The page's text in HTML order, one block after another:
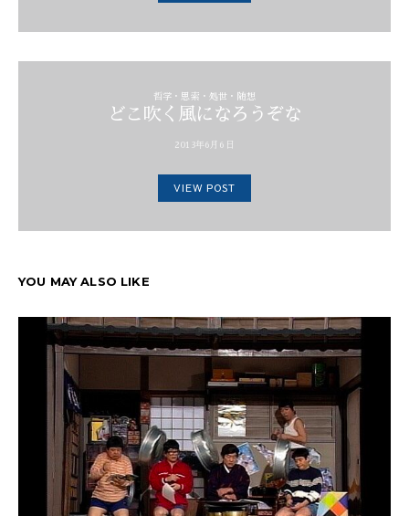
哲学・思索・処世・随想
どこ吹く風になろうぞな
2013年6月6日
VIEW POST
YOU MAY ALSO LIKE